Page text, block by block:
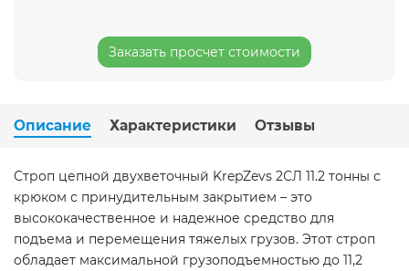
Заказать просчет стоимости
Описание Характеристики Отзывы
Строп цепной двухветочный KrepZevs 2СЛ 11.2 тонны с
крюком с принудительным закрытием – это
высококачественное и надежное средство для
подъема и перемещения тяжелых грузов. Этот строп
обладает максимальной грузоподъемностью до 11,2